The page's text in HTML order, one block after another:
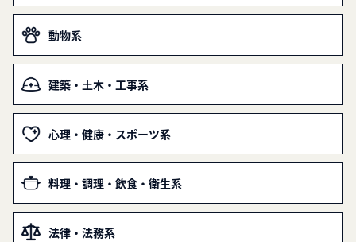
動物系
建築・土木・工事系
心理・健康・スポーツ系
料理・調理・飲食・衛生系
法律・法務系